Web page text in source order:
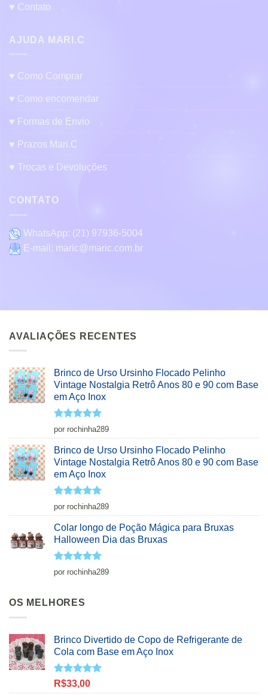
♥ Contato
AJUDA MARI.C
♥ Como Comprar
♥ Como encomendar
♥ Formas de Envio
♥ Prazos Mari.C
♥ Trocas e Devoluções
CONTATO
WhatsApp: (21) 97936-5004
E-mail: maric@maric.com.br
AVALIAÇÕES RECENTES
Brinco de Urso Ursinho Flocado Pelinho
Vintage Nostalgia Retrô Anos 80 e 90 com Base
em Aço Inox
Avaliação5
de 5
por rochinha289
Brinco de Urso Ursinho Flocado Pelinho
Vintage Nostalgia Retrô Anos 80 e 90 com Base
em Aço Inox
Avaliação5
de 5
por rochinha289
Colar longo de Poção Mágica para Bruxas
Halloween Dia das Bruxas
Avaliação5
de 5
por rochinha289
OS MELHORES
Brinco Divertido de Copo de Refrigerante de
Cola com Base em Aço Inox
Avaliação
5.00
de 5
R$33,00